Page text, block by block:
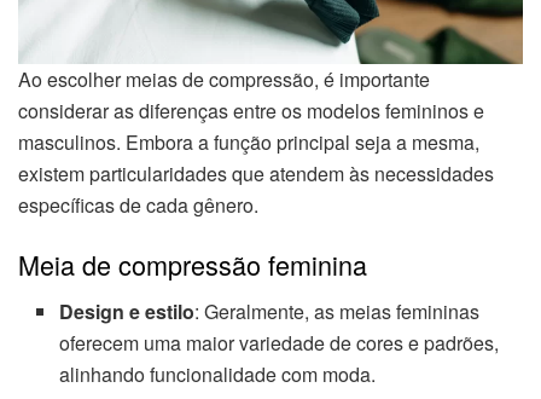
Ao escolher meias de compressão, é importante
considerar as diferenças entre os modelos femininos e
masculinos. Embora a função principal seja a mesma,
existem particularidades que atendem às necessidades
específicas de cada gênero.
Meia de compressão feminina
Design e estilo: Geralmente, as meias femininas
oferecem uma maior variedade de cores e padrões,
alinhando funcionalidade com moda.